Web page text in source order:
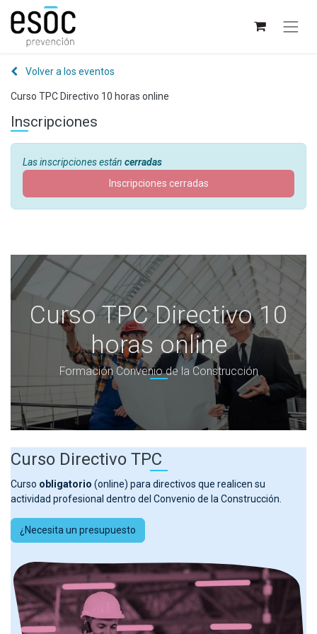
Volver a los eventos
Curso TPC Directivo 10 horas online
Inscripciones
Las inscripciones están cerradas
Inscripciones cerradas
Curso TPC Directivo 10
horas online
Formación Convenio de la Construcción
Curso Directivo TPC
Curso obligatorio (online) para directivos que realicen su
actividad profesional dentro del Convenio de la Construcción.
¿Necesita un presupuesto